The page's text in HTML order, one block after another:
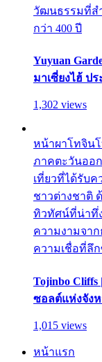
วัฒนธรรมที่ส
กว่า 400 ปี
Yuyuan
มาเซี่ยงไฮ้ ปร
1,302 views
หน้าผาโทจินโ
ภาคตะวันออ
เที่ยวที่ได้รับ
ชาวต่างชาติ
ทิวทัศน์ที่น่าทึ่
ความงามจา
ความเชื่อที่ลึ
Tojinbo
ซอลต์แห่งจัง
1,015 views
หน้าแรก